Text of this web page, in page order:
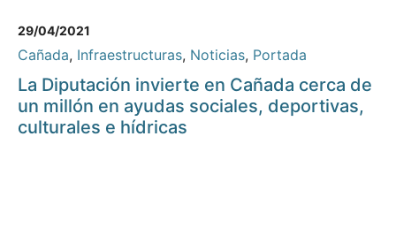
29/04/2021
Cañada, Infraestructuras, Noticias, Portada
La Diputación invierte en Cañada cerca de
un millón en ayudas sociales, deportivas,
culturales e hídricas